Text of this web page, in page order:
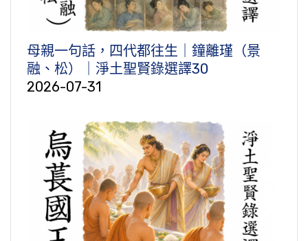
母親一句話，四代都往生｜鐘離瑾（景
融、松）｜淨土聖賢錄選譯30
2026-07-31